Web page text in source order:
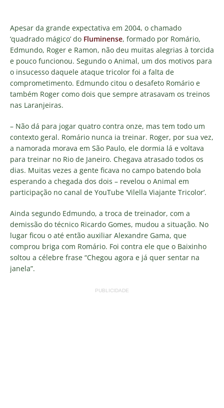
Apesar da grande expectativa em 2004, o chamado
‘quadrado mágico’ do Fluminense, formado por Romário,
Edmundo, Roger e Ramon, não deu muitas alegrias à torcida
e pouco funcionou. Segundo o Animal, um dos motivos para
o insucesso daquele ataque tricolor foi a falta de
comprometimento. Edmundo citou o desafeto Romário e
também Roger como dois que sempre atrasavam os treinos
nas Laranjeiras.
– Não dá para jogar quatro contra onze, mas tem todo um
contexto geral. Romário nunca ia treinar. Roger, por sua vez,
a namorada morava em São Paulo, ele dormia lá e voltava
para treinar no Rio de Janeiro. Chegava atrasado todos os
dias. Muitas vezes a gente ficava no campo batendo bola
esperando a chegada dos dois – revelou o Animal em
participação no canal de YouTube ‘Vilella Viajante Tricolor’.
Ainda segundo Edmundo, a troca de treinador, com a
demissão do técnico Ricardo Gomes, mudou a situação. No
lugar ficou o até então auxiliar Alexandre Gama, que
comprou briga com Romário. Foi contra ele que o Baixinho
soltou a célebre frase “Chegou agora e já quer sentar na
janela”.
PUBLICIDADE